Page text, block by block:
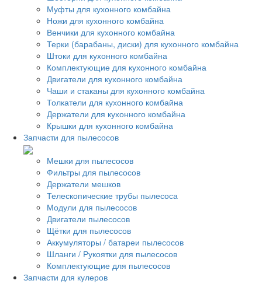
Муфты для кухонного комбайна
Ножи для кухонного комбайна
Венчики для кухонного комбайна
Терки (барабаны, диски) для кухонного комбайна
Штоки для кухонного комбайна
Комплектующие для кухонного комбайна
Двигатели для кухонного комбайна
Чаши и стаканы для кухонного комбайна
Толкатели для кухонного комбайна
Держатели для кухонного комбайна
Крышки для кухонного комбайна
Запчасти для пылесосов
Мешки для пылесосов
Фильтры для пылесосов
Держатели мешков
Телескопические трубы пылесоса
Модули для пылесосов
Двигатели пылесосов
Щётки для пылесосов
Аккумуляторы / батареи пылесосов
Шланги / Рукоятки для пылесосов
Комплектующие для пылесосов
Запчасти для кулеров